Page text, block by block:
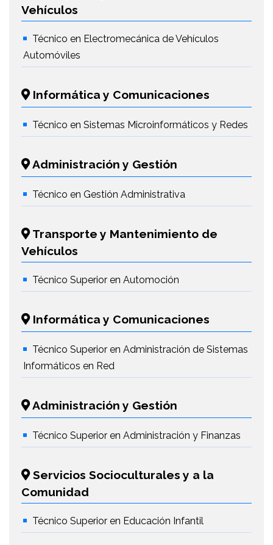
Vehículos
Técnico en Electromecánica de Vehículos
Automóviles
Informática y Comunicaciones
Técnico en Sistemas Microinformáticos y Redes
Administración y Gestión
Técnico en Gestión Administrativa
Transporte y Mantenimiento de
Vehículos
Técnico Superior en Automoción
Informática y Comunicaciones
Técnico Superior en Administración de Sistemas
Informáticos en Red
Administración y Gestión
Técnico Superior en Administración y Finanzas
Servicios Socioculturales y a la
Comunidad
Técnico Superior en Educación Infantil